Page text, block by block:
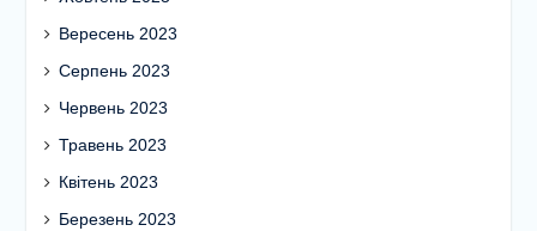
Вересень 2023
Серпень 2023
Червень 2023
Травень 2023
Квітень 2023
Березень 2023